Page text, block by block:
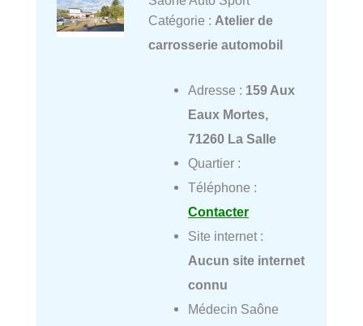
Catégorie : Atelier de
carrosserie automobil
Adresse : 159 Aux
Eaux Mortes,
71260 La Salle
Quartier :
Téléphone :
Contacter
Site internet :
Aucun site internet
connu
Médecin Saône